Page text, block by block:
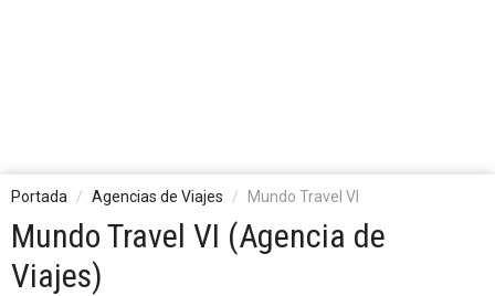
Portada Agencias de Viajes Mundo Travel VI
Mundo Travel VI (Agencia de
Viajes)